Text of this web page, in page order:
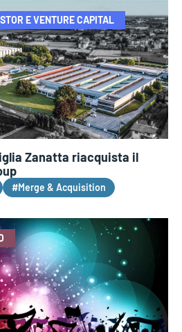
E VENTURE CAPITAL
Zanatta riacquista il
#Merge & Acquisition